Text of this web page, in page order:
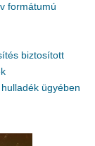
formátumú
biztosított
ügyében